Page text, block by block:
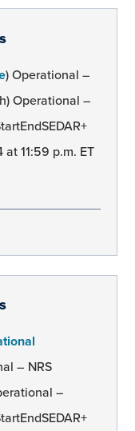
) Operational –
Operational –
11:59 p.m. ET
– NRS
–